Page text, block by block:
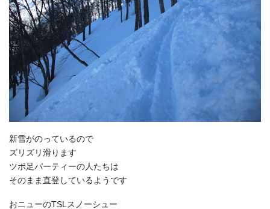
新雪がのっているので
ズリズリ滑ります
ツボ足パーティーの人たちは
そのまま直登しているようです
おニューのTSLスノーシュー